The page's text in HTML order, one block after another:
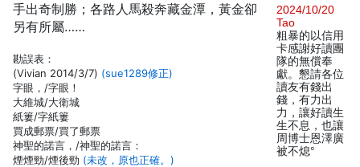
手出奇制勝；各路人馬殺奔藏金潭，黃金卻
另有所屬……
勘誤表：
(Vivian 2014/3/7) (sue1289修正)
字眼，/字眼！
大維城/大衛城
紙簍/字紙簍
買成郵票/買了郵票
神聖的諾言，/神聖的諾言：
煙煙勁/煙後勁 (未改，原也正確。)
2024/10/20
Tao
粗暴的以信用
卡感謝好讀團
隊的無償奉
獻。懇請各位
讀友有錢出
錢，有力出
力，讓好讀生
生不息，也讓
周博士恩澤廣
被不熄°